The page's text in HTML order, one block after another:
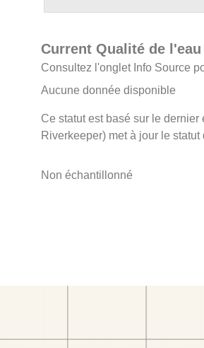
Current Qualité de l'eau
Consultez l'onglet Info Source
Aucune donnée disponible
Ce statut est basé sur le
Riverkeeper) met à jour le
Non échantillonné